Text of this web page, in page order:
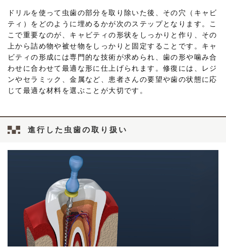
ドリルを使って虫歯の部分を取り除いた後、その穴（キャビ
ティ）をどのように埋めるかが次のステップとなります。こ
こで重要なのが、キャビティの形状をしっかりと作り、その
上から詰め物や被せ物をしっかりと固定することです。キャ
ビティの形成には専門的な技術が求められ、歯の形や噛み合
わせに合わせて最適な形に仕上げられます。修復には、レジ
ンやセラミック、金属など、患者さんの要望や歯の状態に応
じて最適な材料を選ぶことが大切です。
進行した虫歯の取り扱い